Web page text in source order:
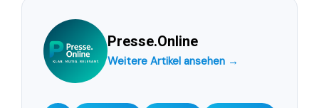
Presse.Online
Weitere Artikel ansehen →